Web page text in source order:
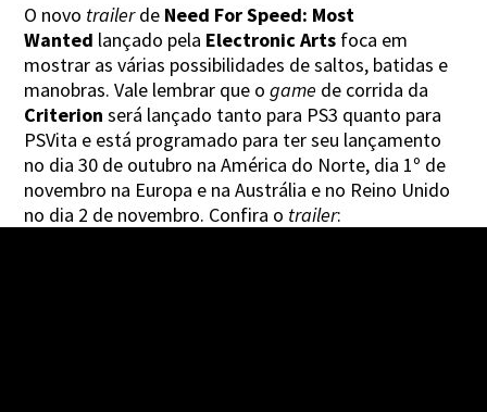
O novo trailerde Need For Speed: Most
Wanted lançado pela Electronic Arts foca em
mostrar as várias possibilidades de saltos, batidas e
manobras. Vale lembrar que ogame de corrida da
Criterion será lançado tanto para PS3 quanto para
PSVita e está programado para ter seu lançamento
no dia 30 de outubro na América do Norte, dia 1º de
novembro na Europa e na Austrália e no Reino Unido
no dia 2 de novembro. Confira o trailer: